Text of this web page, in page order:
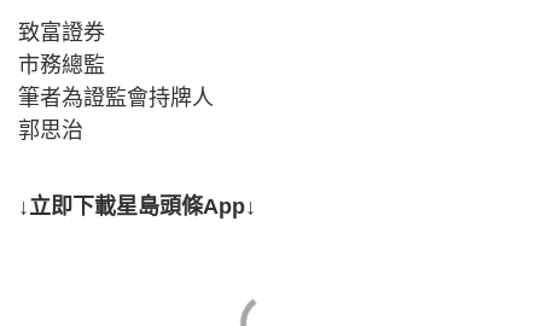
致富證券
市務總監
筆者為證監會持牌人
郭思治
↓立即下載星島頭條App↓